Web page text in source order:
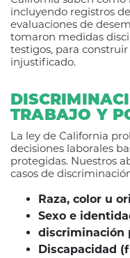
incluyendo registros
evaluaciones de
tomaron medidas
testigos, para
injustificado.
TRABAJO Y
La ley de California
decisiones laborales
protegidas. Nuestros
casos de
Raza, color u
Sexo e
discriminación
Discapacidad